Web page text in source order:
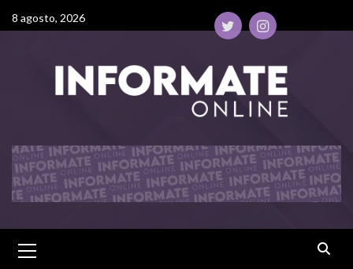
8 agosto, 2026